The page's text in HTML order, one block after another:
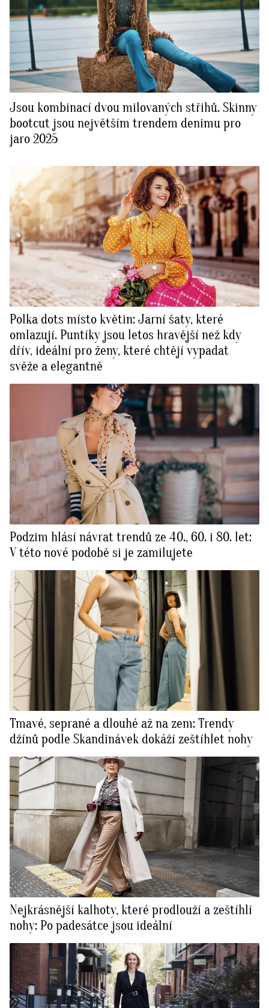
Jsou kombinací dvou milovaných střihů. Skinny
bootcut jsou největším trendem denimu pro
jaro 2025
Polka dots místo květin: Jarní šaty, které
omlazují. Puntíky jsou letos hravější než kdy
dřív, ideální pro ženy, které chtějí vypadat
svěže a elegantně
Podzim hlásí návrat trendů ze 40., 60. i 80. let:
V této nové podobě si je zamilujete
Tmavé, seprané a dlouhé až na zem: Trendy
džínů podle Skandinávek dokáží zeštíhlet nohy
Nejkrásnější kalhoty, které prodlouží a zeštíhlí
nohy: Po padesátce jsou ideální